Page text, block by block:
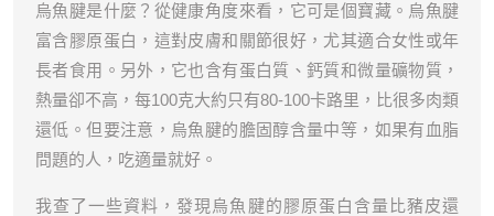
烏魚腱是什麼？從健康角度來看，它可是個寶藏。烏魚腱
富含膠原蛋白，這對皮膚和關節很好，尤其適合女性或年
長者食用。另外，它也含有蛋白質、鈣質和微量礦物質，
熱量卻不高，每100克大約只有80-100卡路里，比很多肉類
還低。但要注意，烏魚腱的膽固醇含量中等，如果有血脂
問題的人，吃適量就好。
我查了一些資料，發現烏魚腱的膠原蛋白含量比豬皮還